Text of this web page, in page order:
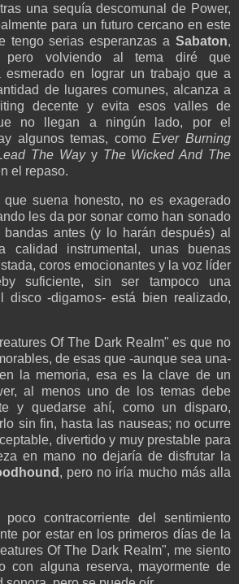
una sequía descomunal de Power,
para un futuro cercano en este
tengo serias esperanzas a Sabaton,
pero volviendo al tema diré que
esmerado en lograr un trabajo que a
de lugares comunes, alcanza a
decente y evita esos valles de
no llegan a ningún lado, por el
algunos temas, comoEver Burning
The Wayy The Wicked And The
el repaso.
suena honesto, no es exagerado
les da por sonar como han sonado
antes (y lo harán después) al
calidad instrumental, unas buenas
coros emocionantes y la voz líder
suficiente, sin ser tampoco una
disco -digamos- está bien realizado,
Of The Dark Realm" es que no
de esas que -aunque sea una-
la memoria, esa es la clave de un
al menos uno de los temas debe
y quedarse ahí, como un disparo,
sin fin, hasta las nauseas; no ocurre
divertido y muy prestable para
en mano no dejaría de disfrutar la
, pero no iría mucho más alla
contracorriente del sentimiento
por estar en los primeros días de la
Of The Dark Realm", me siento
con alguna reserva, mayormente de